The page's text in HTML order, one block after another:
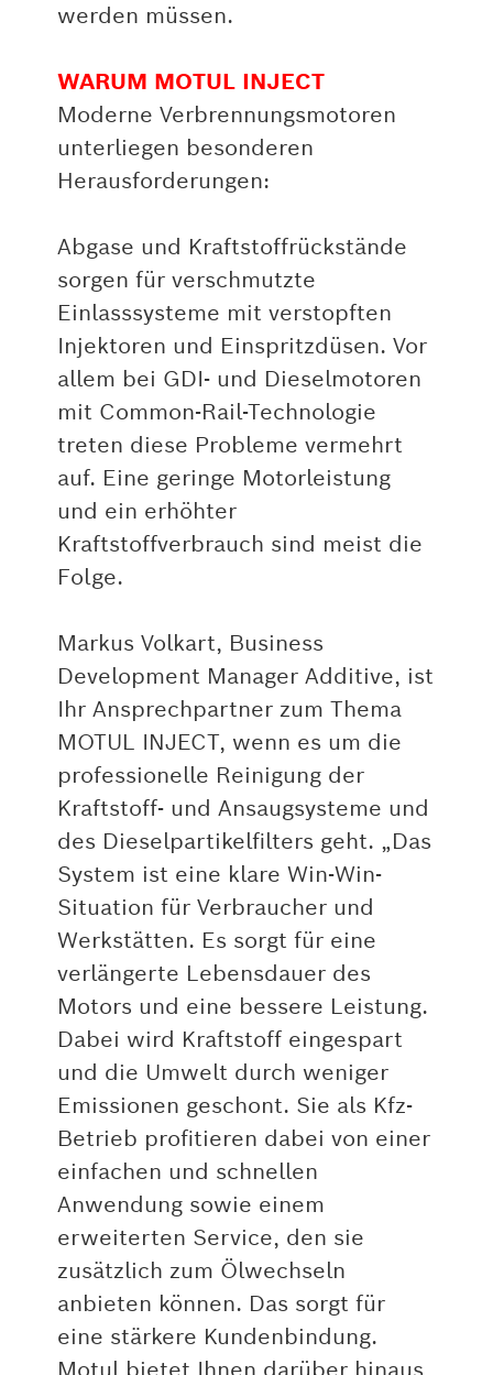
werden müssen.
WARUM MOTUL INJECT
Moderne Verbrennungsmotoren
unterliegen besonderen
Herausforderungen:
Abgase und Kraftstoffrückstände
sorgen für verschmutzte
Einlasssysteme mit verstopften
Injektoren und Einspritzdüsen. Vor
allem bei GDI- und Dieselmotoren
mit Common-Rail-Technologie
treten diese Probleme vermehrt
auf. Eine geringe Motorleistung
und ein erhöhter
Kraftstoffverbrauch sind meist die
Folge.
Markus Volkart, Business
Development Manager Additive, ist
Ihr Ansprechpartner zum Thema
MOTUL INJECT, wenn es um die
professionelle Reinigung der
Kraftstoff- und Ansaugsysteme und
des Dieselpartikelfilters geht. „Das
System ist eine klare Win-Win-
Situation für Verbraucher und
Werkstätten. Es sorgt für eine
verlängerte Lebensdauer des
Motors und eine bessere Leistung.
Dabei wird Kraftstoff eingespart
und die Umwelt durch weniger
Emissionen geschont. Sie als Kfz-
Betrieb profitieren dabei von einer
einfachen und schnellen
Anwendung sowie einem
erweiterten Service, den sie
zusätzlich zum Ölwechseln
anbieten können. Das sorgt für
eine stärkere Kundenbindung.